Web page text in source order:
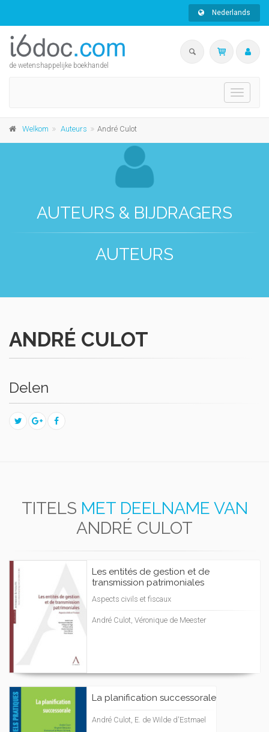
Nederlands
de wetenshappelijke boekhandel
Toggle
Welkom Auteurs André Culot
AUTEURS & BIJDRAGERS
AUTEURS
ANDRÉ CULOT
Delen
TITELS MET DEELNAME VAN
ANDRÉ CULOT
Les entités de gestion et de
transmission patrimoniales
Aspects civils et fiscaux
André Culot, Véronique de Meester
La planification successorale
André Culot, E. de Wilde d'Estmael